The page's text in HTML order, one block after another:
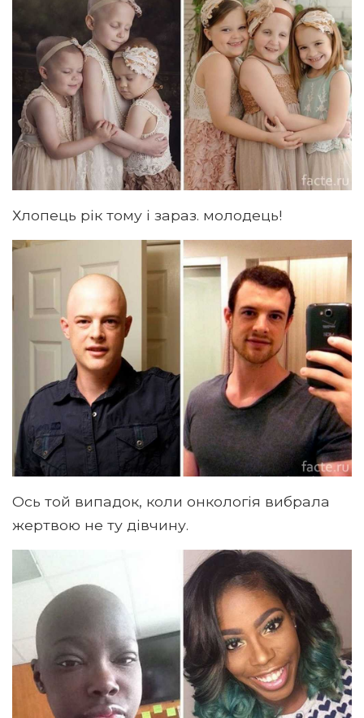
Хлопець рік тому і зараз. молодець!
Ось той випадок, коли онкологія вибрала
жертвою не ту дівчину.